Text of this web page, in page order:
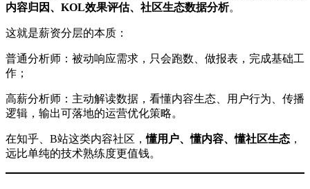
内容归因、KOL效果评估、社区生态数据分析。
这就是薪资分层的本质：
普通分析师：被动响应需求，只会跑数、做报表，完成基础工
作；
高薪分析师：主动解读数据，看懂内容生态、用户行为、传播
逻辑，输出可落地的运营优化策略。
在知乎、B站这类内容社区，懂用户、懂内容、懂社区生态 ，
远比单纯的技术熟练度更值钱。